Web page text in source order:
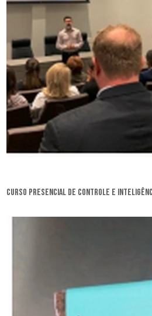
curso presencial de controle e